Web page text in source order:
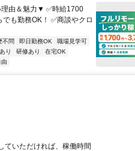
＆魅力▼ ✅時給1700
も勤務OK！ ✅商談やクロ
不問 即日勤務OK
職場見学可
り 研修あり
在宅OK
由
ていただければ、稼働時間